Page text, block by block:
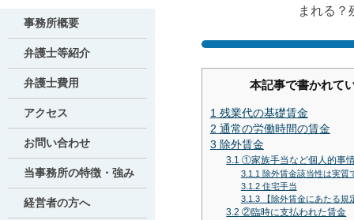
本記事で書かれて
1残業代の基礎賃金
2 通常の労働時間の賃金
3 除外賃金
3.1 ①家族手当など個人的事
3.1.1 除外賃金該当性は実質
3.1.2住宅手当
3.1.3【除外賃金にあたる規
3.2 ②臨時に支払われた賃金
事務所概要
弁護士等紹介
弁護士費用
アクセス
お問い合わせ
当事務所の特徴・強み
経営者の方へ